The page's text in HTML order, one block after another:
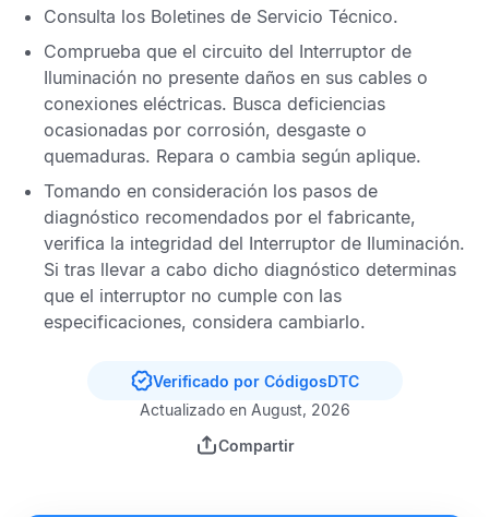
Consulta los Boletines de Servicio Técnico.
Comprueba que el circuito del Interruptor de
Iluminación no presente daños en sus cables o
conexiones eléctricas. Busca deficiencias
ocasionadas por corrosión, desgaste o
quemaduras. Repara o cambia según aplique.
Tomando en consideración los pasos de
diagnóstico recomendados por el fabricante,
verifica la integridad del Interruptor de Iluminación.
Si tras llevar a cabo dicho diagnóstico determinas
que el interruptor no cumple con las
especificaciones, considera cambiarlo.
Verificado por CódigosDTC
Actualizado en August, 2026
Compartir